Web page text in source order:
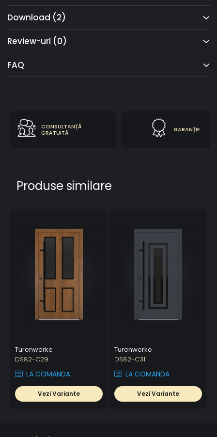
Destinație: Exterior
Izolație: Termică de la Ud 0,80 W/m²K & fonică
Grosime: 75 mm / 90 mm
Opțiuni: mânere personalizate, încuietori inteligente,
balamale ascunse, luminatoare laterale și
superioare
Download (2)
Review-uri (0)
FAQ
CONSULTANȚĂ
GRATUITĂ
GARANȚIE
Produse similare
Turenwerke
DS82-C29
LA COMANDA
Vezi Variante
Turenwerke
DS82-C31
LA COMANDA
Vezi Variante